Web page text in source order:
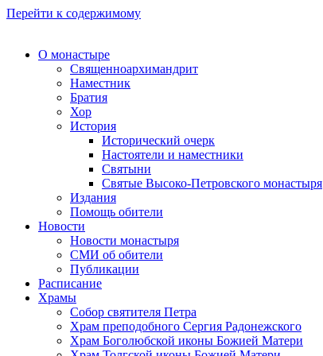
Перейти к содержимому
О монастыре
Священноархимандрит
Наместник
Братия
Хор
История
Исторический очерк
Настоятели и наместники
Святыни
Святые Высоко-Петровского монастыря
Издания
Помощь обители
Новости
Новости монастыря
СМИ об обители
Публикации
Расписание
Храмы
Собор святителя Петра
Храм преподобного Сергия Радонежского
Храм Боголюбской иконы Божией Матери